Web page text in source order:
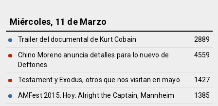
Miércoles, 11 de Marzo
Trailer del documental de Kurt Cobain
2889
Chino Moreno anuncia detalles para lo nuevo de
Deftones
4559
Testament y Exodus, otros que nos visitan en mayo
1427
AMFest 2015. Hoy: Alright the Captain, Mannheim
1385